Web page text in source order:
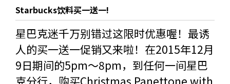
Starbucks饮料买一送一!
星巴克迷千万别错过这限时优惠喔！最诱
人的买一送一促销又来啦！在2015年12月
9日期间的5pm～8pm，到任何一间星巴
克分行，购买Christmas Panettone with